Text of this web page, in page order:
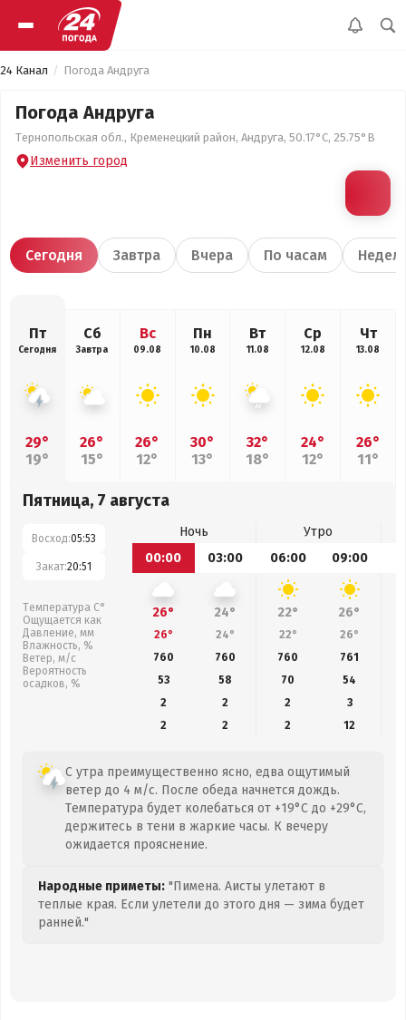
24 Канал Погода Андруга
Погода Андруга
Тернопольская обл., Кременецкий район, Андруга, 50.17°С, 25.75°В
Изменить город
Сегодня Завтра Вчера По часам
Пт
Сегодня
29°
19°
Сб
Завтра
26°
15°
Вс
09.08
26°
12°
Пн
10.08
30°
13°
Вт
11.08
32°
18°
Ср
12.08
24°
12°
Чт
13.08
26°
11°
Пятница, 7 августа
Восход:05:53
Закат:20:51
Температура С°
Ощущается как
Давление, мм
Влажность, %
Ветер, м/с
Вероятность
осадков, %
Ночь
Утро
00:00
03:00 06:00 09:00
26° 24° 22° 26°
26° 24° 22° 26°
760
760 760 761
53
58 70 54
2
2 2
3
2
2 2 12
С утра преимущественно ясно, едва ощутимый
ветер до 4 м/с. После обеда начнется дождь.
Температура будет колебаться от +19°C до +29°C,
держитесь в тени в жаркие часы. К вечеру
ожидается прояснение.
Народные приметы: "Пимена. Аисты улетают в
теплые края. Если улетели до этого дня — зима будет
ранней."